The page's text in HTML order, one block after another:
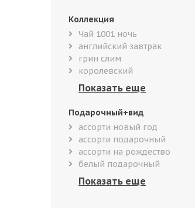
Коллекция
Чай 1001 ночь
английский завтрак
грин слим
королевский
Подарочный+вид
ассорти новый год
ассорти подарочный
ассорти на рождество
белый подарочный